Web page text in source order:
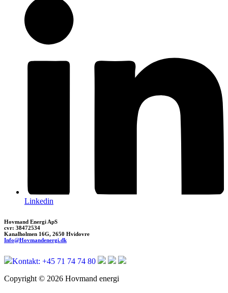
Linkedin
Hovmand Energi ApS
cvr: 38472534
Kanalholmen 16G, 2650 Hvidovre
Info@Hovmandenergi.dk
Kontakt: +45 71 74 74 80
Copyright © 2026 Hovmand energi